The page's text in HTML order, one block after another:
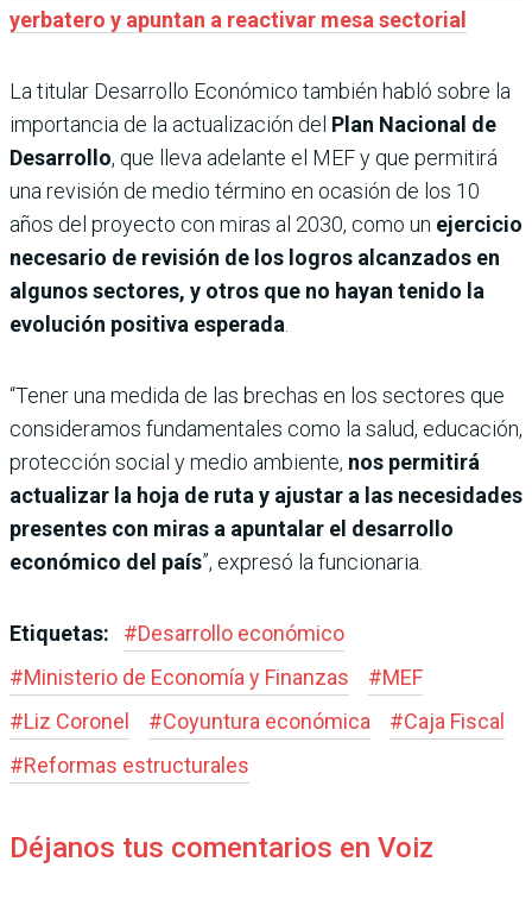
yerbatero y apuntan a reactivar mesa sectorial
La titular Desarrollo Económico también habló sobre la
importancia de la actualización del Plan Nacional de
Desarrollo, que lleva adelante el MEF y que permitirá
una revisión de medio término en ocasión de los 10
años del proyecto con miras al 2030, como un ejercicio
necesario de revisión de los logros alcanzados en
algunos sectores, y otros que no hayan tenido la
evolución positiva esperada
“Tener una medida de las brechas en los sectores que
consideramos fundamentales como la salud, educación,
protección social y medio ambiente, nos permitirá
actualizar la hoja de ruta y ajustar a las necesidades
presentes con miras a apuntalar el desarrollo
económico del país”, expresó la funcionaria.
Etiquetas: #Desarrollo económico
#Ministerio de Economía y Finanzas #MEF
#Liz Coronel #Coyuntura económica #Caja Fiscal
#Reformas estructurales
Déjanos tus comentarios en Voiz